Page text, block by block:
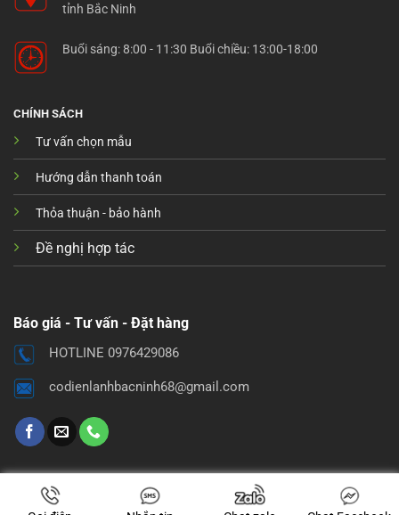
tỉnh Bắc Ninh
Buổi sáng: 8:00 - 11:30 Buổi chiều: 13:00-18:00
CHÍNH SÁCH
Tư vấn chọn mẫu
Hướng dẫn thanh toán
Thỏa thuận - bảo hành
Đề nghị hợp tác
Báo giá - Tư vấn - Đặt hàng
HOTLINE 0976429086
codienlanhbacninh68@gmail.com